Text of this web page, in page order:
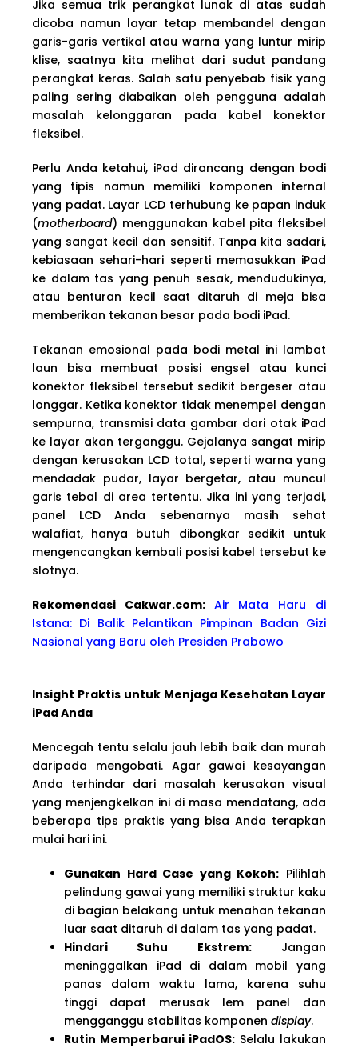
Jika semua trik perangkat lunak di atas sudah
dicoba namun layar tetap membandel dengan
garis-garis vertikal atau warna yang luntur mirip
klise, saatnya kita melihat dari sudut pandang
perangkat keras. Salah satu penyebab fisik yang
paling sering diabaikan oleh pengguna adalah
masalah kelonggaran pada kabel konektor
fleksibel.
Perlu Anda ketahui, iPad dirancang dengan bodi
yang tipis namun memiliki komponen internal
yang padat. Layar LCD terhubung ke papan induk
(motherboard) menggunakan kabel pita fleksibel
yang sangat kecil dan sensitif. Tanpa kita sadari,
kebiasaan sehari-hari seperti memasukkan iPad
ke dalam tas yang penuh sesak, mendudukinya,
atau benturan kecil saat ditaruh di meja bisa
memberikan tekanan besar pada bodi iPad.
Tekanan emosional pada bodi metal ini lambat
laun bisa membuat posisi engsel atau kunci
konektor fleksibel tersebut sedikit bergeser atau
longgar. Ketika konektor tidak menempel dengan
sempurna, transmisi data gambar dari otak iPad
ke layar akan terganggu. Gejalanya sangat mirip
dengan kerusakan LCD total, seperti warna yang
mendadak pudar, layar bergetar, atau muncul
garis tebal di area tertentu. Jika ini yang terjadi,
panel LCD Anda sebenarnya masih sehat
walafiat, hanya butuh dibongkar sedikit untuk
mengencangkan kembali posisi kabel tersebut ke
slotnya.
Rekomendasi Cakwar.com: Air Mata Haru di
Istana: Di Balik Pelantikan Pimpinan Badan Gizi
Nasional yang Baru oleh Presiden Prabowo
Insight Praktis untuk Menjaga Kesehatan Layar
iPad Anda
Mencegah tentu selalu jauh lebih baik dan murah
daripada mengobati. Agar gawai kesayangan
Anda terhindar dari masalah kerusakan visual
yang menjengkelkan ini di masa mendatang, ada
beberapa tips praktis yang bisa Anda terapkan
mulai hari ini.
Gunakan Hard Case yang Kokoh: Pilihlah
pelindung gawai yang memiliki struktur kaku
di bagian belakang untuk menahan tekanan
luar saat ditaruh di dalam tas yang padat.
Hindari Suhu Ekstrem:Jangan
meninggalkan iPad di dalam mobil yang
panas dalam waktu lama, karena suhu
tinggi dapat merusak lem panel dan
mengganggu stabilitas komponen display.
Rutin Memperbarui iPadOS: Selalu lakukan